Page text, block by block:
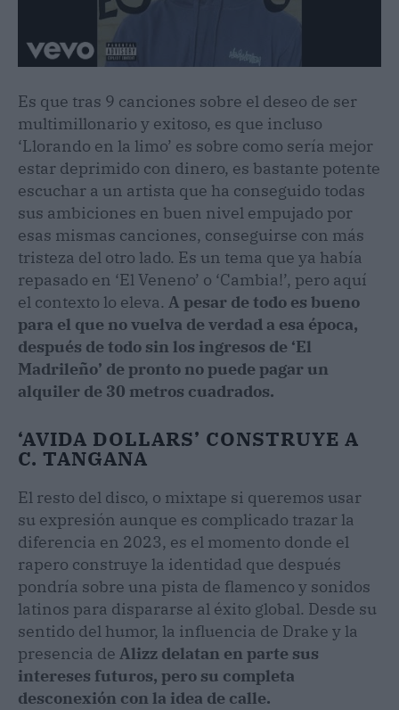
Es que tras 9 canciones sobre el deseo de ser
multimillonario y exitoso, es que incluso
‘Llorando en la limo’ es sobre como sería mejor
estar deprimido con dinero, es bastante potente
escuchar a un artista que ha conseguido todas
sus ambiciones en buen nivel empujado por
esas mismas canciones, conseguirse con más
tristeza del otro lado. Es un tema que ya había
repasado en ‘El Veneno’ o ‘Cambia!’, pero aquí
el contexto lo eleva. A pesar de todo es bueno
para el que no vuelva de verdad a esa época,
después de todo sin los ingresos de ‘El
Madrileño’ de pronto no puede pagar un
alquiler de 30 metros cuadrados.
‘AVIDA DOLLARS’ CONSTRUYE A
C. TANGANA
El resto del disco, o mixtape si queremos usar
su expresión aunque es complicado trazar la
diferencia en 2023, es el momento donde el
rapero construye la identidad que después
pondría sobre una pista de flamenco y sonidos
latinos para dispararse al éxito global. Desde su
sentido del humor, la influencia de Drake y la
presencia de Alizz delatan en parte sus
intereses futuros, pero su completa
desconexión con la idea de calle.